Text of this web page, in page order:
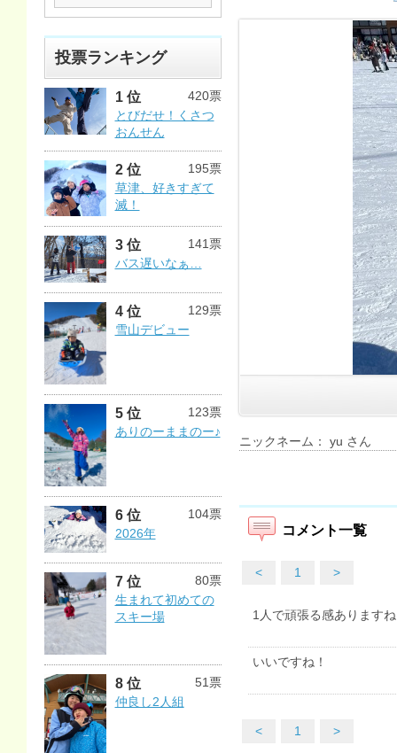
投票ランキング
1 位
420票
とびだせ！くさつ
おんせん
2 位
195票
草津、好きすぎて
滅！
3 位
141票
バス遅いなぁ…
4 位
129票
雪山デビュー
5 位
123票
ありのーままのー♪
6 位
104票
2026年
7 位
80票
生まれて初めての
スキー場
8 位
51票
仲良し2人組
ニックネーム： yu さん
コメント一覧
< 1 >
1人で頑張る感あります
いいですね！
< 1 >